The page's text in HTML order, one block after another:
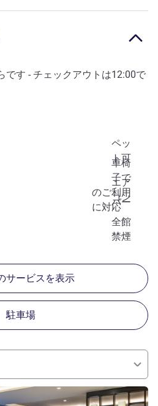
です - チェックアウトは12:00で
ペッ
ト可
車椅
子で
のご利用
に対応
エア
コン
バー
全館
禁煙
サービスを表示
駐車場